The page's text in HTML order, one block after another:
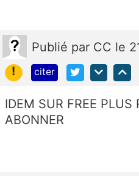
Publié par CC le
!
citer
IDEM SUR FREE PLUS
ABONNER